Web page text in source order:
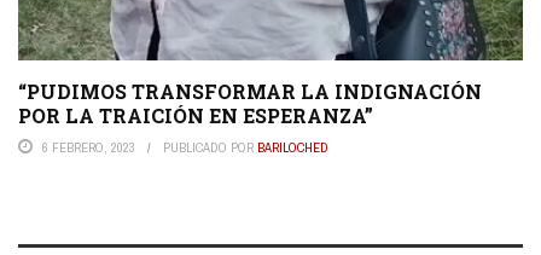
“PUDIMOS TRANSFORMAR LA INDIGNACIÓN
POR LA TRAICIÓN EN ESPERANZA”
6 FEBRERO, 2023 PUBLICADO POR BARILOCHED